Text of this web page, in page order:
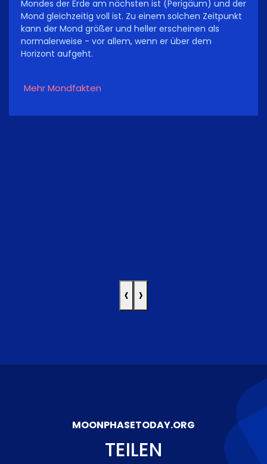
Mondes der Erde am nächsten ist (Perigäum) und der
Mond gleichzeitig voll ist. Zu einem solchen Zeitpunkt
kann der Mond größer und heller erscheinen als
normalerweise - vor allem, wenn er über dem
Horizont aufgeht.
Mehr Mondfakten
‹ ›
MOONPHASETODAY.ORG
TEILEN